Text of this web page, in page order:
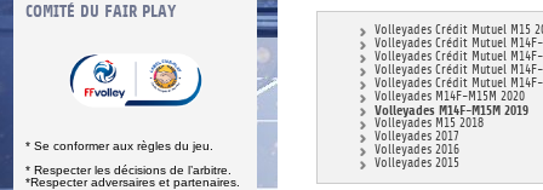
COMITÉ DU FAIR PLAY
* Se conformer aux règles du jeu.
* Respecter les décisions de l’arbitre.
*Respecter adversaires et partenaires.
LUTTE CONTRE LES VIOLENCES MA PETITE
Volleyades Crédit Mutuel M15
Volleyades Crédit Mutuel M14F-
Volleyades Crédit Mutuel M14F-
Volleyades Crédit Mutuel M14F-
Volleyades Crédit Mutuel M14F-
Volleyades M14F-M15M 2020
Volleyades M14F-M15M 2019
Volleyades M15 2018
Volleyades 2017
Volleyades 2016
Volleyades 2015